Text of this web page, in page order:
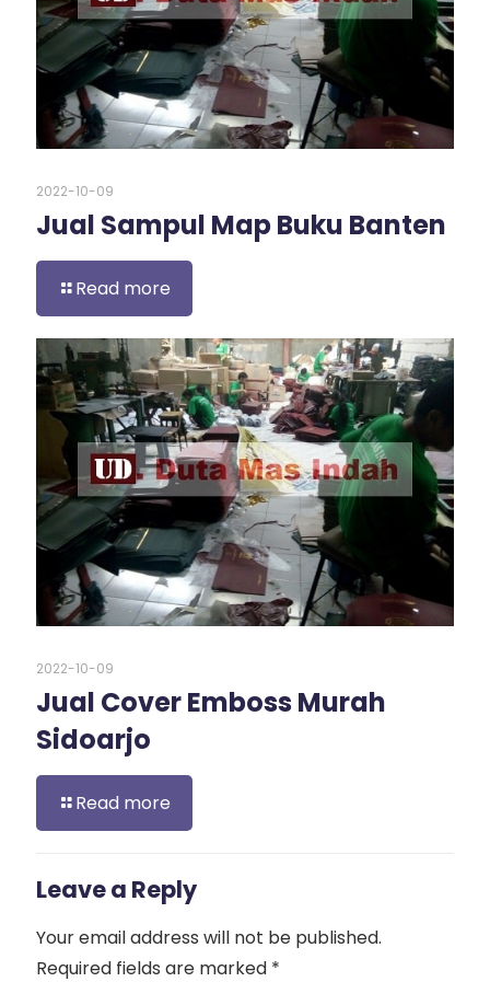
2022-10-09
Jual Sampul Map Buku Banten
Read more
2022-10-09
Jual Cover Emboss Murah
Sidoarjo
Read more
Leave a Reply
Your email address will not be published.
Required fields are marked *